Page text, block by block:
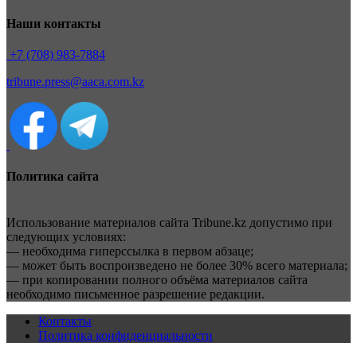
Наши контакты
+7 (708) 983-7884
tribune.press@aaca.com.kz
Политика сайта
Использование материалов сайта Tribune.kz допустимо при
следующих условиях:
— необходима гиперссылка в первом абзаце;
— может быть воспроизведено не более 30% всего материала;
— при копировании полного объёма материалов сайта
необходимо письменное разрешение редакции.
Контакты
Политика конфиденциальности